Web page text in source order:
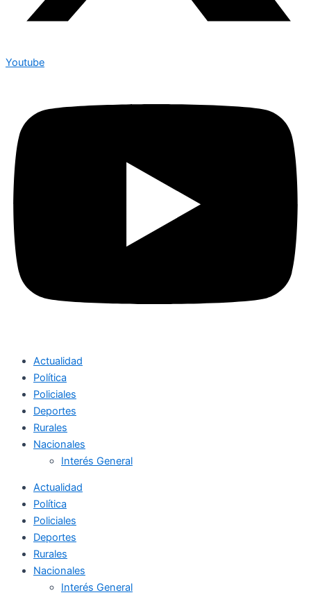
Youtube
Actualidad
Política
Policiales
Deportes
Rurales
Nacionales
Interés General
Actualidad
Política
Policiales
Deportes
Rurales
Nacionales
Interés General